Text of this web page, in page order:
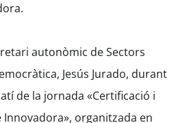
autonòmic de Sectors
Jesús Jurado, durant
de la jornada «Certificació i
Innovadora», organitzada en